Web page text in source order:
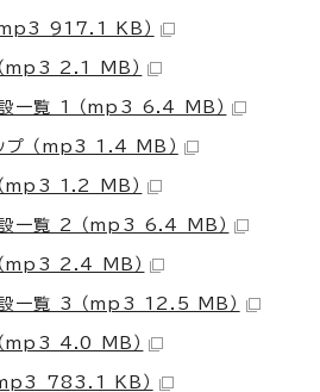
mp3 917.1 KB）
mp3 2.1 MB）
一覧 1 （mp3 6.4 MB）
プ （mp3 1.4 MB）
mp3 1.2 MB）
一覧 2 （mp3 6.4 MB）
mp3 2.4 MB）
一覧 3 （mp3 12.5 MB）
mp3 4.0 MB）
mp3 783.1 KB）